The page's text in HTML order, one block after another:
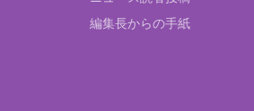
編集長からの手紙